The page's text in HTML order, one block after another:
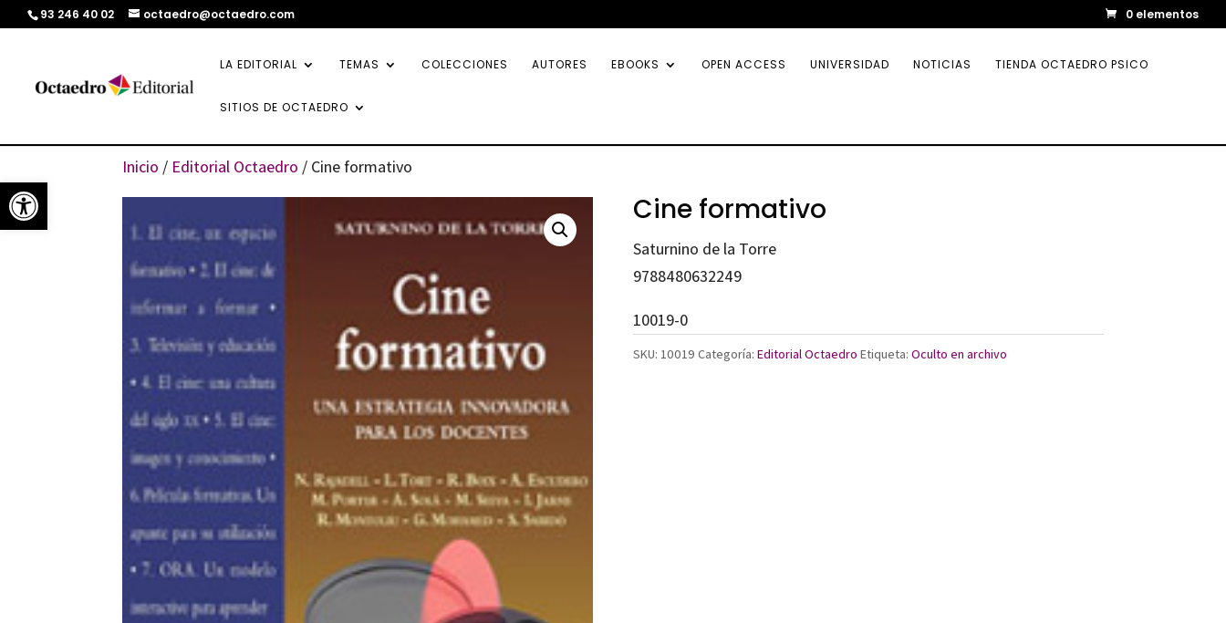
Abrir barra de herramientas
93 246 40 02 octaedro@octaedro.com 0 elementos
LA EDITORIAL TEMAS COLECCIONES AUTORES EBOOKS OPEN ACCESS UNIVERSIDAD NOTICIAS TIENDA OCTAEDRO PSICO
SITIOS DE OCTAEDRO
Inicio / Editorial Octaedro / Cine formativo
Cine formativo
Saturnino de la Torre
9788480632249
10019-0
SKU: 10019 Categoría: Editorial Octaedro Etiqueta: Oculto en archivo